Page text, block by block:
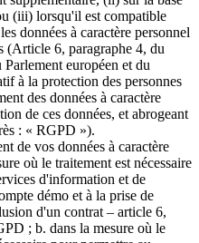
(iii) lorsqu'il est compatible
données à caractère personnel
(Article 6, paragraphe 4, du
européen et du
à la protection des personnes
des données à caractère
de ces données, et abrogeant
: « RGPD »).
de vos données à caractère
où le traitement est nécessaire
d'information et de
démo et à la prise de
d'un contrat – article 6,
; b. dans la mesure où le